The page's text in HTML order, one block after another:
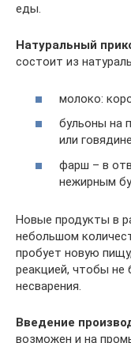
еды.
Натуральный
состоит из
молоко:
бульоны на
или
фарш – в
нежирным
Новые продукты в
небольшом
пробует новую
реакцией, чтобы не
несварения.
Введение
возможен и на